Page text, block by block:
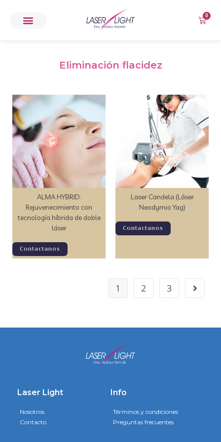
0
Eliminación flacidez
ALMA HYBRID:
Rejuvenecimiento con
tecnología híbrida de doble
láser
Contactanos
Laser Candela (Láser
Neodymio Yag)
Contactanos
1 2 3
Laser Light
Nosotros
Contacto
Info
Términos y condiciones
Preguntas frecuentes